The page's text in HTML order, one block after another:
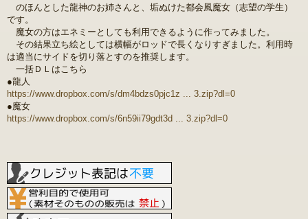
記
事
のほんとした龍神のお姉さんと、垢ぬけた都会風魔女（志望の学生）
です。
魔女の方はエネミーとしても利用できるように作ってみました。
その結果立ち絵としては横幅がロッドで長くなりすぎました。利用時
は適当にサイドを切り落とすのを推奨します。
一括ＤＬはこちら
●龍人
https://www.dropbox.com/s/dm4bdzs0pjc1z ... 3.zip?dl=0
●魔女
https://www.dropbox.com/s/6n59ii79gdt3d ... 3.zip?dl=0